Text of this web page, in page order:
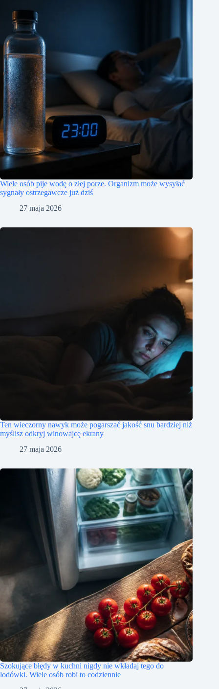
Wiele osób pije wodę o złej porze. Organizm może wysyłać
sygnały ostrzegawcze już dziś
27 maja 2026
Ten wieczorny nawyk może pogarszać jakość snu bardziej niż
myślisz odkryj winowajcę ekrany
27 maja 2026
Szokujące błędy w kuchni nigdy nie wkładaj tego do
lodówki. Wiele osób robi to codziennie